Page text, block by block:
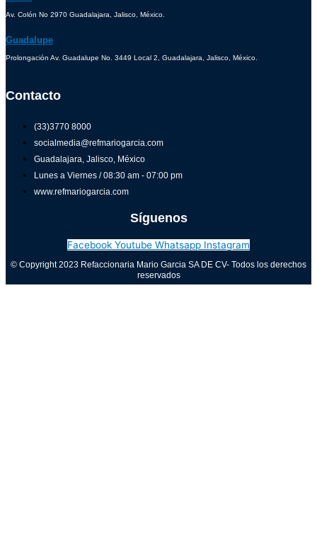
Av. Colón No 2970 Guadalajara, Jalisco, México.
Guadalupe
Prolongación Av. Guadalupe No. 3449 Local 2, Guadalajara, Jalisco, México.
Contacto
(33)3770 8000
socialmedia@refmariogarcia.com
Guadalajara, Jalisco, México
Lunes a Viernes / 08:30 am - 07:00 pm
www.refmariogarcia.com
Síguenos
Facebook Youtube Whatsapp Instagram
© Copyright 2023 Refaccionaria Mario Garcia SA DE CV- Todos los derechos
reservados